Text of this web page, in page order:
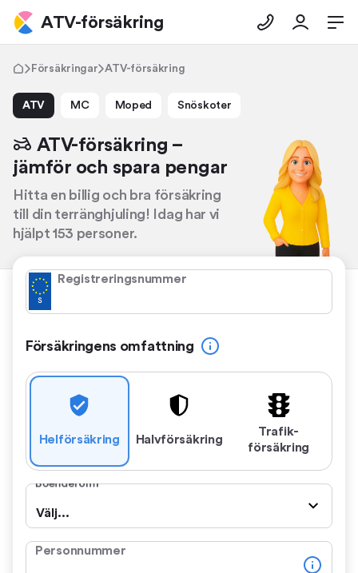
ATV-försäkring
Försäkringar ATV-försäkring
ATV MC Moped Snöskoter
ATV-försäkring –
jämför och spara pengar
Hitta en billig och bra försäkring
till din terränghjuling! Idag har vi
hjälpt 153 personer.
Registreringsnummer
Försäkringens omfattning
Hel­försäkring Halv­försäkring
Trafik­
försäkring
Boendeform
Välj...
Personnummer